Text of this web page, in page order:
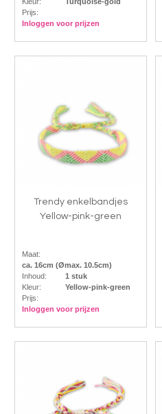
Prijs:
Inloggen voor prijzen
Trendy enkelbandjes
Yellow-pink-green
Maat:
ca. 16cm (Ømax. 10.5cm)
Inhoud:
1 stuk
Kleur:
Yellow-pink-green
Prijs:
Inloggen voor prijzen